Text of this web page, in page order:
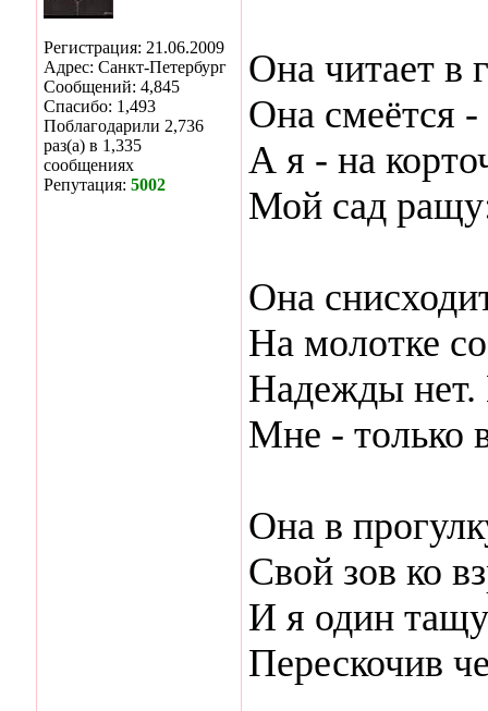
Регистрация: 21.06.2009
Адрес: Санкт-Петербург
Сообщений: 4,845
Спасибо: 1,493
Поблагодарили 2,736
раз(а) в 1,335
сообщениях
Репутация: 5002
Она читает в
Она смеётся -
А я - на
Мой сад
Она
На молотке
Надежды
Мне - только
Она в
Свой зов ко
И я один
Перескочив